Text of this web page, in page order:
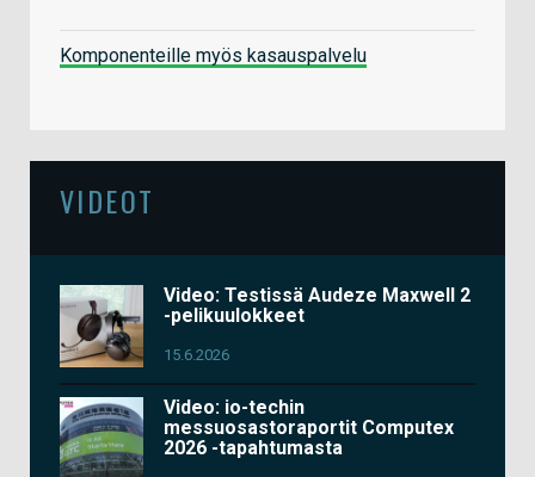
Komponenteille myös kasauspalvelu
VIDEOT
Video: Testissä Audeze Maxwell 2
-pelikuulokkeet
15.6.2026
Video: io-techin
messuosastoraportit Computex
2026 -tapahtumasta